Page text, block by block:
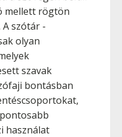
mellett rögtön
szótár -
olyan
szavak
bontásban
használat